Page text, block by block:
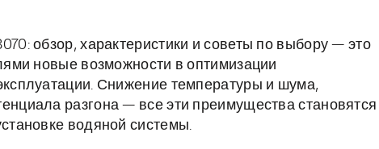
обзор, характеристики и советы по выбору — это
новые возможности в оптимизации
Снижение температуры и шума,
разгона — все эти преимущества становятся
водяной системы.